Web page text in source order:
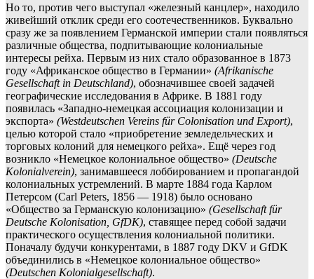
Но то, против чего выступал «железный канцлер», находило
живейший отклик среди его соотечественников. Буквально
сразу же за появлением Германской империи стали появляться
различные общества, подпитывающие колониальные
интересы рейха. Первым из них стало образованное в 1873
году «Африканское общество в Германии» (Afrikanische
Gesellschaft in Deutschland), обозначившее своей задачей
географические исследования в Африке. В 1881 году
появилась «Западно-немецкая ассоциация колонизации и
экспорта» (Westdeutschen Vereins für Colonisation und Export),
целью которой стало «приобретение земледельческих и
торговых колоний для немецкого рейха». Ещё через год
возникло «Немецкое колониальное общество» (Deutsche
Kolonialverein), занимавшееся лоббированием и пропагандой
колониальных устремлений. В марте 1884 года Карлом
Петерсом (Carl Peters, 1856 — 1918) было основано
«Общество за Германскую колонизацию» (Gesellschaft für
Deutsche Kolonisation, GfDK), ставящее перед собой задачи
практического осуществления колониальной политики.
Поначалу будучи конкурентами, в 1887 году DKV и GfDK
объединились в «Немецкое колониальное общество»
(Deutschen Kolonialgesellschaft).